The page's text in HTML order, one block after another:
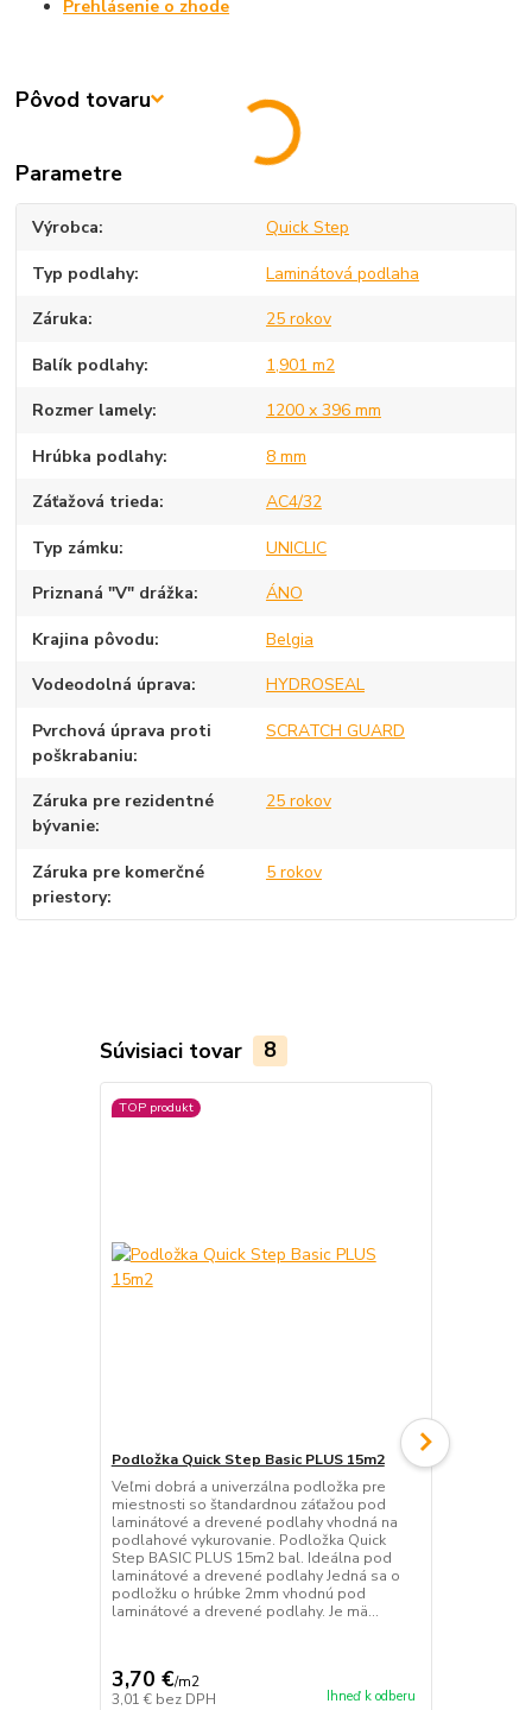
Prehlásenie o zhode
Pôvod tovaru
Parametre
Výrobca Quick Step
Typ podlahy Laminátová podlaha
Záruka 25 rokov
Balík podlahy 1,901 m2
Rozmer lamely 1200 x 396 mm
Hrúbka podlahy 8 mm
Záťažová trieda AC4/32
Typ zámku UNICLIC
Priznaná "V" drážka ÁNO
Krajina pôvodu Belgia
Vodeodolná úprava HYDROSEAL
Pvrchová úprava proti
poškrabaniu
SCRATCH GUARD
Záruka pre rezidentné
bývanie
25 rokov
Záruka pre komerčné
priestory
5 rokov
Súvisiaci tovar 8
TOP produkt
Podložka Quick Step Basic PLUS 15m2
Veľmi dobrá a univerzálna podložka pre
miestnosti so štandardnou záťažou pod
laminátové a drevené podlahy vhodná na
podlahové vykurovanie. Podložka Quick
Step BASIC PLUS 15m2 bal. Ideálna pod
laminátové a drevené podlahy Jedná sa o
podložku o hrúbke 2mm vhodnú pod
laminátové a drevené podlahy. Je mä...
3,70 €/m2
3,01 € bez DPH Ihneď k odberu
Podložka